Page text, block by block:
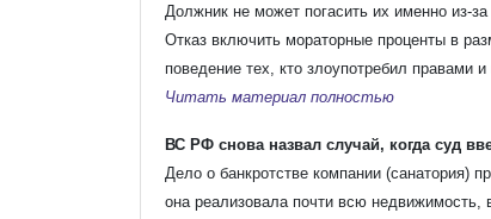
Должник не может погасить их именно из-
Отказ включить мораторные проценты в
поведение тех, кто злоупотребил правами
Читать материал полностью
ВС РФ снова назвал случай, когда суд
Дело о банкротстве компании (санатория)
она реализовала почти всю недвижимость,